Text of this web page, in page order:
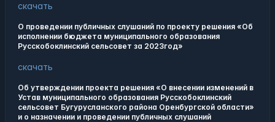
скачать
О проведении публичных слушаний по проекту решения «Об
исполнении бюджета муниципального образования
Русскобоклинский сельсовет за 2023год»
скачать
Об утверждении проекта решения «О внесении изменений в
Устав муниципального образования Русскобоклинский
сельсовет Бугурусланского района Оренбургской области»
и о назначении и проведении публичных слушаний